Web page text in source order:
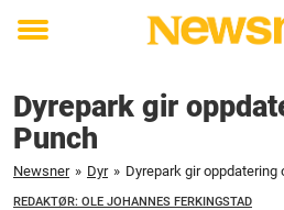
Toggle
Dyrepark gir
Punch
Newsner » Dyr » Dyrepark gir oppdatering
REDAKTØR: OLE JOHANNES FERKINGSTAD